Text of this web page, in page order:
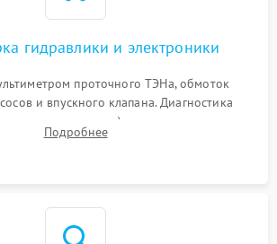
гидравлики и электроники
проточного ТЭНа, обмоток
и впускного клапана. Диагностика
уровня воды), датчика мутности,
и электронного модуля управления.
Подробнее